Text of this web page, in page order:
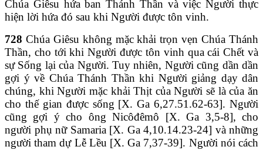
Chúa Giêsu hứa ban Thánh Thần và việc Người thực
hiện lời hứa đó sau khi Người được tôn vinh.
728 Chúa Giêsu không mặc khải trọn vẹn Chúa Thánh
Thần, cho tới khi Người được tôn vinh qua cái Chết và
sự Sống lại của Người. Tuy nhiên, Người cũng dần dần
gợi ý về Chúa Thánh Thần khi Người giảng dạy dân
chúng, khi Người mặc khải Thịt của Người sẽ là của ăn
cho thế gian được sống [X. Ga 6,27.51.62-63]. Người
cũng gợi ý cho ông Nicôđêmô [X. Ga 3,5-8], cho
người phụ nữ Samaria [X. Ga 4,10.14.23-24] và những
người tham dự Lễ Lều [X. Ga 7,37-39]. Người nói cách